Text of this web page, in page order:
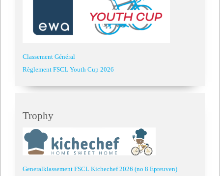
Classement Général
Règlement FSCL Youth Cup 2026
Trophy
Generalklassement FSCL Kichechef 2026 (no 8 Epreuven)